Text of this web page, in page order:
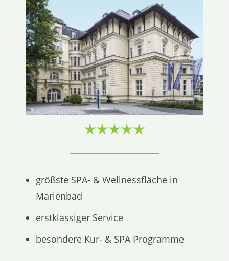
größste SPA- & Wellnessfläche in
Marienbad
erstklassiger Service
besondere Kur- & SPA Programme